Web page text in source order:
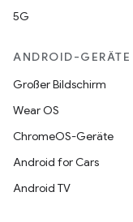
5G
ANDROID-GERÄTE
Großer Bildschirm
Wear OS
ChromeOS-Geräte
Android for Cars
Android TV